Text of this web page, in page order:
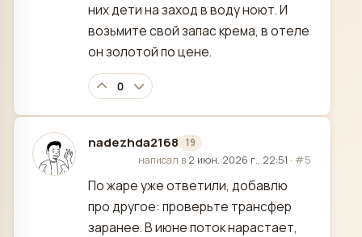
них дети на заход в воду ноют. И
возьмите свой запас крема, в отеле
он золотой по цене.
0
nadezhda2168 19
отредактировано
написал в 2 июн. 2026 г., 22:51 · #5
По жаре уже ответили, добавлю
про другое: проверьте трансфер
заранее. В июне поток нарастает,